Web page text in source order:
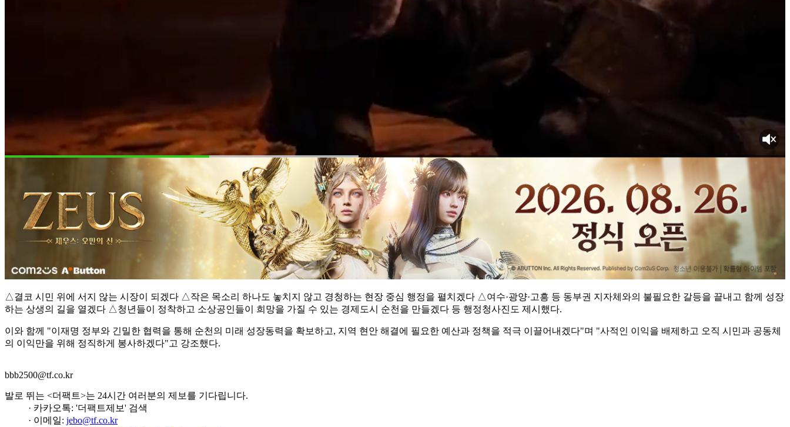
△결코 시민 위에 서지 않는 시장이 되겠다 △작은 목소리 하나도 놓치지 않고 경청하는 현장 중심 행정을 펼치겠다 △여수·광양·고흥 등 동부권 지자체와의 불필요한 갈등을 끝내고 함께 성장
하는 상생의 길을 열겠다 △청년들이 정착하고 소상공인들이 희망을 가질 수 있는 경제도시 순천을 만들겠다 등 행정청사진도 제시했다.
이와 함께 "이재명 정부와 긴밀한 협력을 통해 순천의 미래 성장동력을 확보하고, 지역 현안 해결에 필요한 예산과 정책을 적극 이끌어내겠다"며 "사적인 이익을 배제하고 오직 시민과 공동체
의 이익만을 위해 정직하게 봉사하겠다"고 강조했다.
bbb2500@tf.co.kr
발로 뛰는 <더팩트>는 24시간 여러분의 제보를 기다립니다.
· 카카오톡: '더팩트제보' 검색
· 이메일: jebo@tf.co.kr